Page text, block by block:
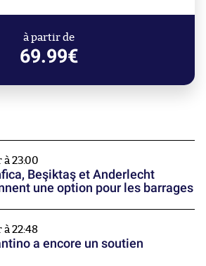
à partir de
69.99€
à 23:00
Beşiktaş et Anderlecht
une option pour les barrages
à 22:48
a encore un soutien